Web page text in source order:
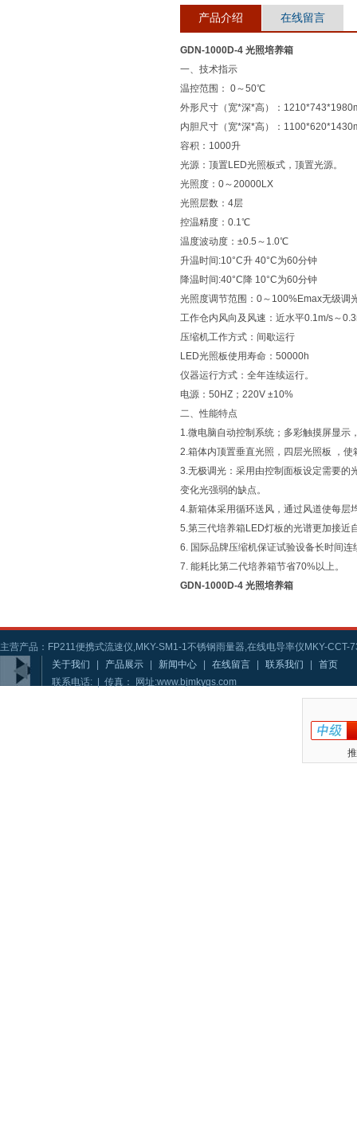
产品介绍 在线留言
GDN-1000D-4 光照培养箱
一、技术指示
温控范围： 0～50℃
外形尺寸（宽*深*高）：
内胆尺寸（宽*深*高）：
容积：1000升
光源：顶置LED光照板式，顶置光源。
光照度：0～20000LX
光照层数：4层
控温精度：0.1℃
温度波动度：±0.5～1.0℃
升温时间:10°C升 40°C为60分钟
降温时间:40°C降 10°C为60分钟
光照度调节范围：0～100%Emax无级调
工作仓内风向及风速：近水平0.1m/s～
压缩机工作方式：间歇运行
LED光照板使用寿命：50000h
仪器运行方式：全年连续运行。
电源：50HZ；220V ±10%
二、性能特点
1.微电脑自动控制系统；多彩触摸屏显示
2.箱体内顶置垂直光照，四层光照板 ，
3.无极调光：采用由控制面板设定需要的
变化光强弱的缺点。
4.新箱体采用循环送风，通过风道使每层
5.第三代培养箱LED灯板的光谱更加接近
6. 国际品牌压缩机保证试验设备长时间
7. 能耗比第二代培养箱节省70%以上。
GDN-1000D-4 光照培养箱
主营产品：FP211便携式流速仪,MKY-SM1-1不锈钢雨量器,在线电导率仪MKY-CCT-
关于我们
产品展示 新闻中心 在线留言 联系我们
首页
联系电话: | 传真： 网址:www.bjmkygs.com